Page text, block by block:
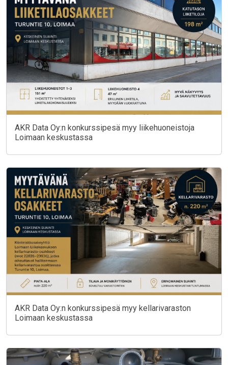
AKR Data Oy:n konkurssipesä myy liikehuoneistoja
Loimaan keskustassa
AKR Data Oy:n konkurssipesä myy kellarivaraston
Loimaan keskustassa